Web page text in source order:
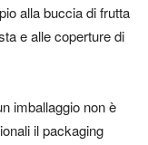
alla buccia di frutta
e alle coperture di
imballaggio non è
il packaging